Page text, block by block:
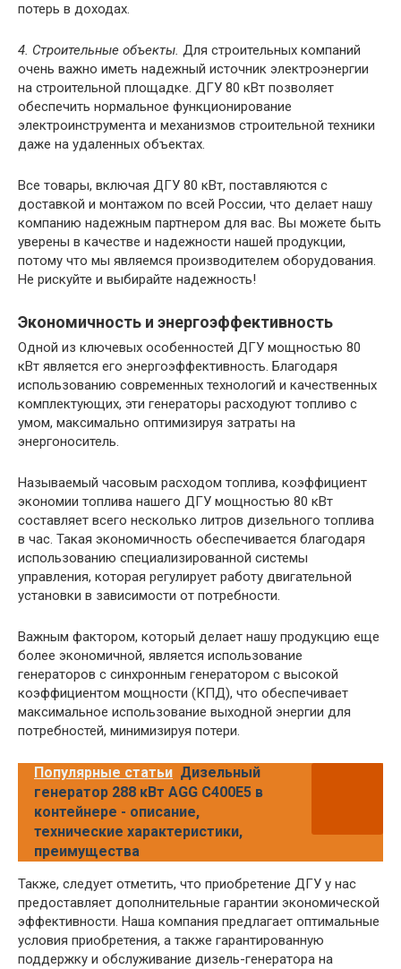
потерь в доходах.
4. Строительные объекты. Для строительных компаний
очень важно иметь надежный источник электроэнергии
на строительной площадке. ДГУ 80 кВт позволяет
обеспечить нормальное функционирование
электроинструмента и механизмов строительной техники
даже на удаленных объектах.
Все товары, включая ДГУ 80 кВт, поставляются с
доставкой и монтажом по всей России, что делает нашу
компанию надежным партнером для вас. Вы можете быть
уверены в качестве и надежности нашей продукции,
потому что мы являемся производителем оборудования.
Не рискуйте и выбирайте надежность!
Экономичность и энергоэффективность
Одной из ключевых особенностей ДГУ мощностью 80
кВт является его энергоэффективность. Благодаря
использованию современных технологий и качественных
комплектующих, эти генераторы расходуют топливо с
умом, максимально оптимизируя затраты на
энергоноситель.
Называемый часовым расходом топлива, коэффициент
экономии топлива нашего ДГУ мощностью 80 кВт
составляет всего несколько литров дизельного топлива
в час. Такая экономичность обеспечивается благодаря
использованию специализированной системы
управления, которая регулирует работу двигательной
установки в зависимости от потребности.
Важным фактором, который делает нашу продукцию еще
более экономичной, является использование
генераторов с синхронным генератором с высокой
коэффициентом мощности (КПД), что обеспечивает
максимальное использование выходной энергии для
потребностей, минимизируя потери.
Популярные статьи Дизельный
генератор 288 кВт AGG C400E5 в
контейнере - описание,
технические характеристики,
преимущества
Также, следует отметить, что приобретение ДГУ у нас
предоставляет дополнительные гарантии экономической
эффективности. Наша компания предлагает оптимальные
условия приобретения, а также гарантированную
поддержку и обслуживание дизель-генератора на